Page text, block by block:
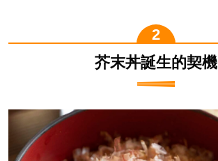
芥末丼誕生的契機